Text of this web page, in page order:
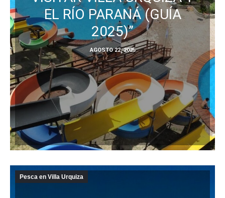
EL RÍO PARANÁ (GUÍA
2025)”
AGOSTO 22, 2025
Pesca en Villa Urquiza